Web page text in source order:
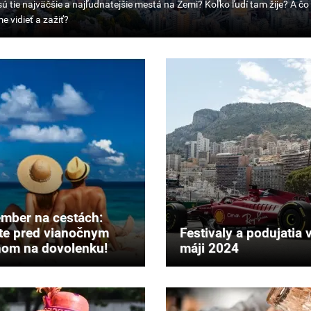
na cestách:
pred vianočnym
na dovolenku!
Festivaly a podujatia
máji 2024